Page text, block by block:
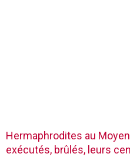
Hermaphrodites au
exécutés, brûlés, leurs